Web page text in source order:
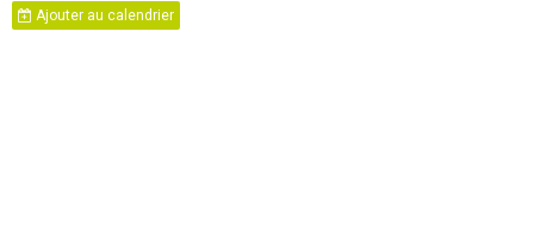
Ajouter au calendrier